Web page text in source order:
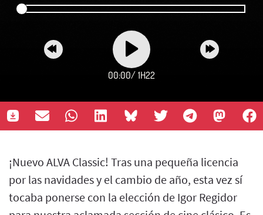
00:00/ 1H22
¡Nuevo ALVA Classic! Tras una pequeña licencia
por las navidades y el cambio de año, esta vez sí
tocaba ponerse con la elección de Igor Regidor